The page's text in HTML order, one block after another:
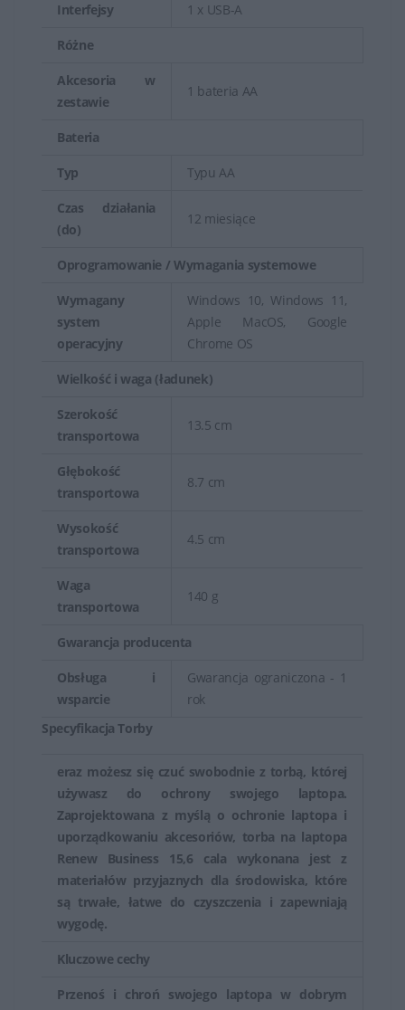
Interfejsy 1 x USB-A
Różne
Akcesoria w
zestawie
1 bateria AA
Bateria
Typ Typu AA
Czas działania
(do)
12 miesiące
Oprogramowanie / Wymagania systemowe
Wymagany
system
operacyjny
Windows 10, Windows 11,
Apple MacOS, Google
Chrome OS
Wielkość i waga (ładunek)
Szerokość
transportowa
13.5 cm
Głębokość
transportowa
8.7 cm
Wysokość
transportowa
4.5 cm
Waga
transportowa
140 g
Gwarancja producenta
Obsługa i
wsparcie
Gwarancja ograniczona - 1
rok
Specyfikacja Torby
eraz możesz się czuć swobodnie z torbą, której
używasz do ochrony swojego laptopa.
Zaprojektowana z myślą o ochronie laptopa i
uporządkowaniu akcesoriów, torba na laptopa
Renew Business 15,6 cala wykonana jest z
materiałów przyjaznych dla środowiska, które
są trwałe, łatwe do czyszczenia i zapewniają
wygodę.
Kluczowe cechy
Przenoś i chroń swojego laptopa w dobrym